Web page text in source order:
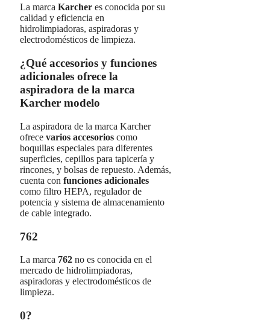
La marca Karcher es conocida por su
calidad y eficiencia en
hidrolimpiadoras, aspiradoras y
electrodomésticos de limpieza.
¿Qué accesorios y funciones
adicionales ofrece la
aspiradora de la marca
Karcher modelo
La aspiradora de la marca Karcher
ofrece varios accesorios como
boquillas especiales para diferentes
superficies, cepillos para tapicería y
rincones, y bolsas de repuesto. Además,
cuenta con funciones adicionales
como filtro HEPA, regulador de
potencia y sistema de almacenamiento
de cable integrado.
762
La marca 762 no es conocida en el
mercado de hidrolimpiadoras,
aspiradoras y electrodomésticos de
limpieza.
0?